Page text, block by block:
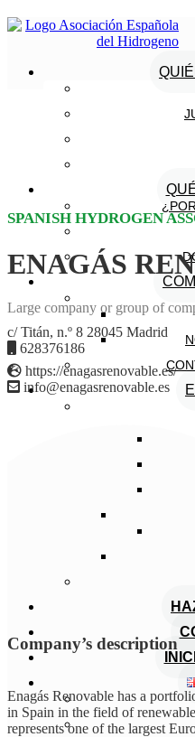
SPANISH HYDROGEN
ENAGÁS
Large company or group of
c/ Titán, n.º 8 28045 Madrid
628376186
https://enagasrenovable.es/
info@enagasrenovable.es
Company’s description
Enagás Renovable has a
in Spain in the field of
represents one of the largest